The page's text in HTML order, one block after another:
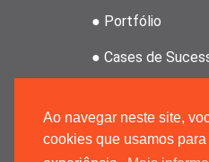
Ao navegar neste site,
cookies que usamos
● Portfólio
● Cases de
● Revenda Atahoz